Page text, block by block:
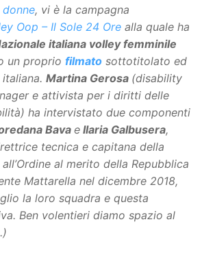
, vi è la campagna
Oop – Il Sole 24 Ore alla quale ha
italiana volley femminile
un proprio filmato sottotitolato ed
Martina Gerosa (disability
e attivista per i diritti delle
ha intervistato due componenti
Bava e Ilaria Galbusera,
tecnica e capitana della
al merito della Repubblica
Mattarella nel dicembre 2018,
la loro squadra e questa
Ben volentieri diamo spazio al